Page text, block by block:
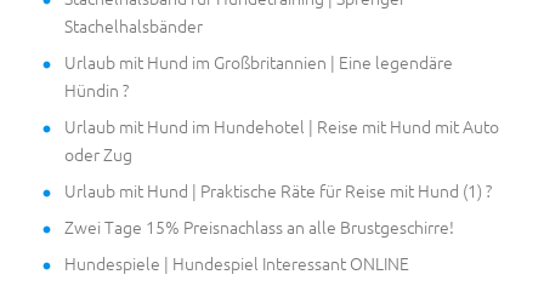
Stachelhalsbänder
Urlaub mit Hund im Großbritannien | Eine legendäre
Hündin ?
Urlaub mit Hund im Hundehotel | Reise mit Hund mit Auto
oder Zug
Urlaub mit Hund | Praktische Räte für Reise mit Hund (1) ?
Zwei Tage 15% Preisnachlass an alle Brustgeschirre!
Hundespiele | Hundespiel Interessant ONLINE